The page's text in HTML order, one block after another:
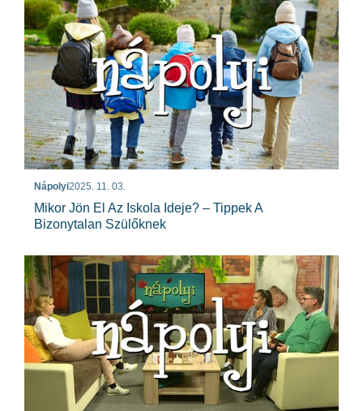
Nápolyi2025. 11. 03.
Mikor Jön El Az Iskola Ideje? – Tippek A
Bizonytalan Szülőknek